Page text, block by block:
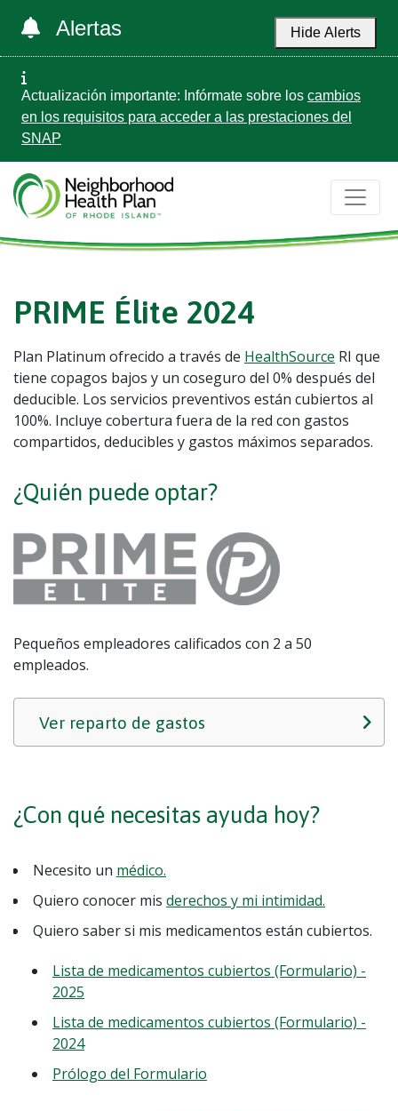
Alertas Hide Alerts
Actualización importante: Infórmate sobre los cambios
en los requisitos para acceder a las prestaciones del
SNAP
PRIME Élite 2024
Plan Platinum ofrecido a través de HealthSource RI que
tiene copagos bajos y un coseguro del 0% después del
deducible. Los servicios preventivos están cubiertos al
100%. Incluye cobertura fuera de la red con gastos
compartidos, deducibles y gastos máximos separados.
¿Quién puede optar?
Pequeños empleadores calificados con 2 a 50
empleados.
Ver reparto de gastos
¿Con qué necesitas ayuda hoy?
Necesito un médico.
Quiero conocer mis derechos y mi intimidad.
Quiero saber si mis medicamentos están cubiertos.
Lista de medicamentos cubiertos (Formulario) -
2025
Lista de medicamentos cubiertos (Formulario) -
2024
Prólogo del Formulario